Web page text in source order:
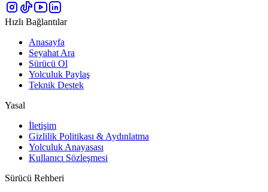
Hızlı Bağlantılar
Anasayfa
Seyahat Ara
Sürücü Ol
Yolculuk Paylaş
Teknik Destek
Yasal
İletişim
Gizlilik Politikası & Aydınlatma
Yolculuk Anayasası
Kullanıcı Sözleşmesi
Sürücü Rehberi